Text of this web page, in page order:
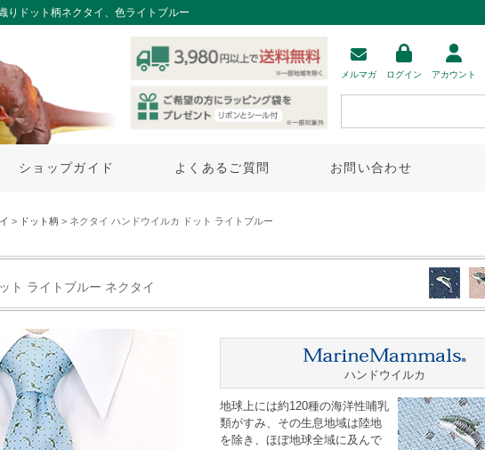
りドット柄ネクタイ、色ライトブルー
メルマガ ログイン アカウント
ショップガイド よくあるご質問 お問い合わせ
> ドット柄 > ネクタイ ハンドウイルカ ドット ライトブルー
ト ライトブルー ネクタイ
ハンドウイルカ
地球上には約120種の海洋性哺乳
類がすみ、その生息地域は陸地
を除き、ほぼ地球全域に及んで